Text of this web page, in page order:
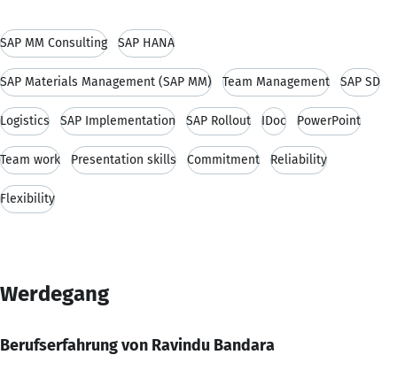
SAP MM Consulting SAP HANA
SAP Materials Management (SAP MM) Team Management SAP SD
Logistics SAP Implementation SAP Rollout IDoc PowerPoint
Team work Presentation skills Commitment Reliability
Flexibility
Werdegang
Berufserfahrung von Ravindu Bandara